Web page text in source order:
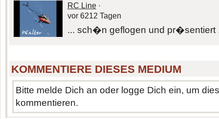
RC Line·
vor 6212 Tagen
... sch�n geflogen und pr�sentiert
KOMMENTIERE DIESES MEDIUM
Bitte melde Dich an oder logge Dich ein, um
kommentieren.